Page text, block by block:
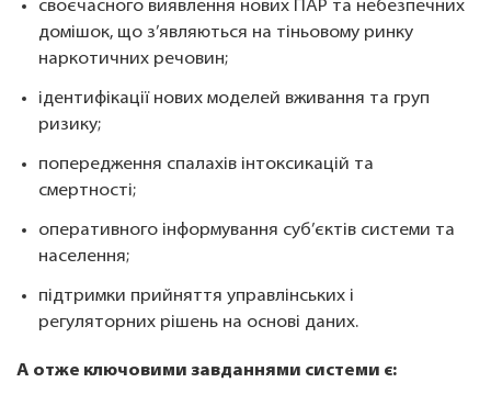
своєчасного виявлення нових ПАР та небезпечних
домішок, що з’являються на тіньовому ринку
наркотичних речовин;
ідентифікації нових моделей вживання та груп
ризику;
попередження спалахів інтоксикацій та
смертності;
оперативного інформування суб’єктів системи та
населення;
підтримки прийняття управлінських і
регуляторних рішень на основі даних.
А отже ключовими завданнями системи є: